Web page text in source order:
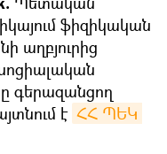
ֆիզիկական
աղբյուրից
գերազանցող
է ՀՀ ՊԵԿ